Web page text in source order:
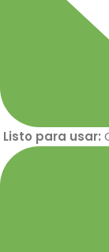
Listo para usar: